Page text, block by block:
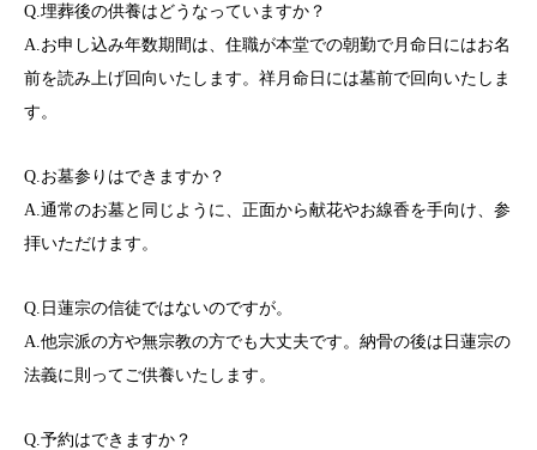
Q.埋葬後の供養はどうなっていますか？
A.お申し込み年数期間は、住職が本堂での朝勤で月命日にはお名
前を読み上げ回向いたします。祥月命日には墓前で回向いたしま
す。
Q.お墓参りはできますか？
A.通常のお墓と同じように、正面から献花やお線香を手向け、参
拝いただけます。
Q.日蓮宗の信徒ではないのですが。
A.他宗派の方や無宗教の方でも大丈夫です。納骨の後は日蓮宗の
法義に則ってご供養いたします。
Q.予約はできますか？